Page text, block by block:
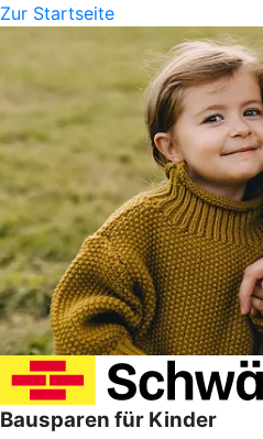
Zur Startseite
Bausparen für Kinder